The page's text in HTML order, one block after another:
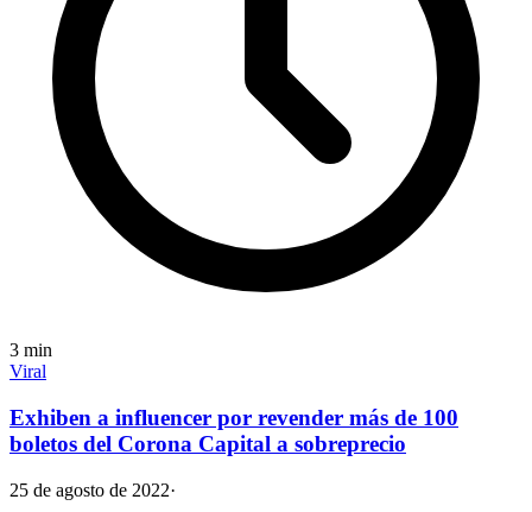
3 min
Viral
Exhiben a influencer por revender más de 100
boletos del Corona Capital a sobreprecio
25 de agosto de 2022·